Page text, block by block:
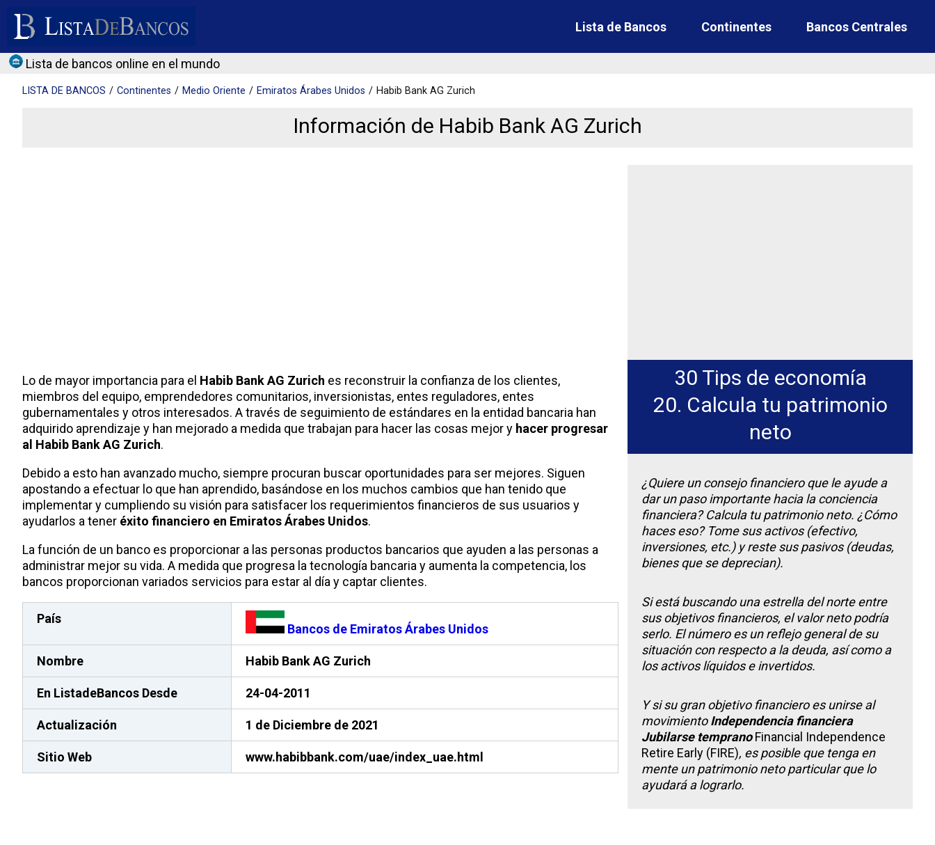
Lista de bancos online en el mundo
Lista de Bancos Continentes Bancos Centrales
LISTA DE BANCOS Continentes Medio Oriente Emiratos Árabes Unidos Habib Bank AG Zurich
Información de Habib Bank AG Zurich
Lo de mayor importancia para el Habib Bank AG Zurich es reconstruir la confianza de los clientes,
miembros del equipo, emprendedores comunitarios, inversionistas, entes reguladores, entes
gubernamentales y otros interesados. A través de seguimiento de estándares en la entidad bancaria han
adquirido aprendizaje y han mejorado a medida que trabajan para hacer las cosas mejor y hacer progresar
al Habib Bank AG Zurich.
Debido a esto han avanzado mucho, siempre procuran buscar oportunidades para ser mejores. Siguen
apostando a efectuar lo que han aprendido, basándose en los muchos cambios que han tenido que
implementar y cumpliendo su visión para satisfacer los requerimientos financieros de sus usuarios y
ayudarlos a tener éxito financiero en Emiratos Árabes Unidos.
La función de un banco es proporcionar a las personas productos bancarios que ayuden a las personas a
administrar mejor su vida. A medida que progresa la tecnología bancaria y aumenta la competencia, los
bancos proporcionan variados servicios para estar al día y captar clientes.
País
Bancos de Emiratos Árabes Unidos
Nombre Habib Bank AG Zurich
En ListadeBancos Desde 24-04-2011
Actualización 1 de Diciembre de 2021
Sitio Web www.habibbank.com/uae/index_uae.html
30 Tips de economía
20. Calcula tu patrimonio
neto
¿Quiere un consejo financiero que le ayude a
dar un paso importante hacia la conciencia
financiera? Calcula tu patrimonio neto. ¿Cómo
haces eso? Tome sus activos (efectivo,
inversiones, etc.) y reste sus pasivos (deudas,
bienes que se deprecian).
Si está buscando una estrella del norte entre
sus objetivos financieros, el valor neto podría
serlo. El número es un reflejo general de su
situación con respecto a la deuda, así como a
los activos líquidos e invertidos.
Y si su gran objetivo financiero es unirse al
movimientoIndependencia financiera
Jubilarse temprano Financial Independence
Retire Early (FIRE), es posible que tenga en
mente un patrimonio neto particular que lo
ayudará a lograrlo.